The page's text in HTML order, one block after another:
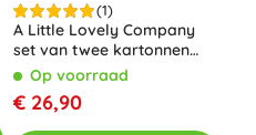
(1)
A Little Lovely Company
set van twee kartonnen
kinderkoffertjes met
bosdierenmotief –
Voertuigen
Op voorraad
€ 26,90